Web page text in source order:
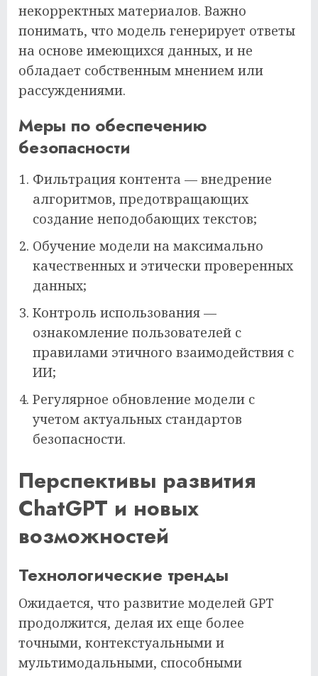
некорректных материалов. Важно
понимать, что модель генерирует ответы
на основе имеющихся данных, и не
обладает собственным мнением или
рассуждениями.
Меры по обеспечению
безопасности
Фильтрация контента — внедрение
алгоритмов, предотвращающих
создание неподобающих текстов;
Обучение модели на максимально
качественных и этически проверенных
данных;
Контроль использования —
ознакомление пользователей с
правилами этичного взаимодействия с
ИИ;
Регулярное обновление модели с
учетом актуальных стандартов
безопасности.
Перспективы развития
ChatGPT и новых
возможностей
Технологические тренды
Ожидается, что развитие моделей GPT
продолжится, делая их еще более
точными, контекстуальными и
мультимодальными, способными